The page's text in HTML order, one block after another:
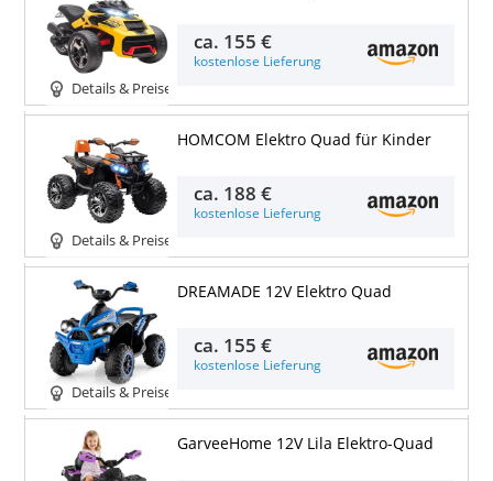
Details & Preise
ca. 155 €
kostenlose Lieferung
Details & Preise
HOMCOM Elektro Quad für Kinder
ca. 188 €
kostenlose Lieferung
Details & Preise
DREAMADE 12V Elektro Quad
ca. 155 €
kostenlose Lieferung
GarveeHome 12V Lila Elektro-Quad